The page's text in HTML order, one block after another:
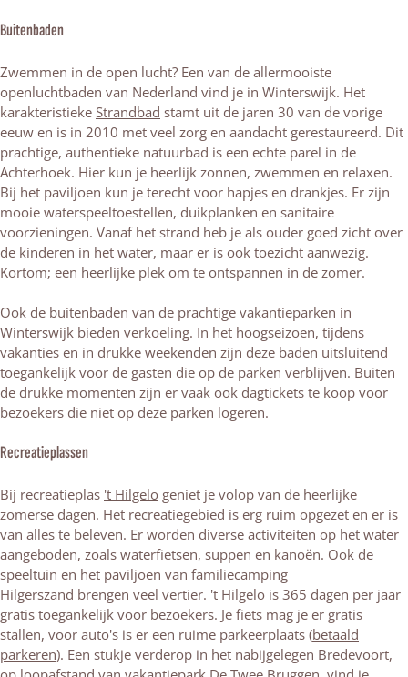
Buitenbaden
Zwemmen in de open lucht? Een van de allermooiste
openluchtbaden van Nederland vind je in Winterswijk. Het
karakteristieke Strandbad stamt uit de jaren 30 van de vorige
eeuw en is in 2010 met veel zorg en aandacht gerestaureerd. Dit
prachtige, authentieke natuurbad is een echte parel in de
Achterhoek. Hier kun je heerlijk zonnen, zwemmen en relaxen.
Bij het paviljoen kun je terecht voor hapjes en drankjes. Er zijn
mooie waterspeeltoestellen, duikplanken en sanitaire
voorzieningen. Vanaf het strand heb je als ouder goed zicht over
de kinderen in het water, maar er is ook toezicht aanwezig.
Kortom; een heerlijke plek om te ontspannen in de zomer.
Ook de buitenbaden van de prachtige vakantieparken in
Winterswijk bieden verkoeling. In het hoogseizoen, tijdens
vakanties en in drukke weekenden zijn deze baden uitsluitend
toegankelijk voor de gasten die op de parken verblijven. Buiten
de drukke momenten zijn er vaak ook dagtickets te koop voor
bezoekers die niet op deze parken logeren.
Recreatieplassen
Bij recreatieplas 't Hilgelo geniet je volop van de heerlijke
zomerse dagen. Het recreatiegebied is erg ruim opgezet en er is
van alles te beleven. Er worden diverse activiteiten op het water
aangeboden, zoals waterfietsen, suppen en kanoën. Ook de
speeltuin en het paviljoen van familiecamping
Hilgerszand brengen veel vertier. 't Hilgelo is 365 dagen per jaar
gratis toegankelijk voor bezoekers. Je fiets mag je er gratis
stallen, voor auto's is er een ruime parkeerplaats (betaald
parkeren). Een stukje verderop in het nabijgelegen Bredevoort,